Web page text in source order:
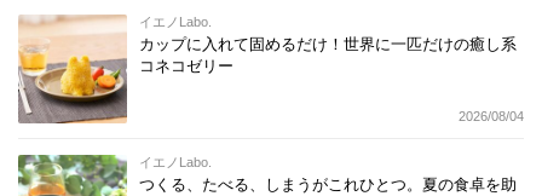
イエノLabo.
カップに入れて固めるだけ！世界に一匹だけの癒し系
コネコゼリー
2026/08/04
イエノLabo.
つくる、たべる、しまうがこれひとつ。夏の食卓を助